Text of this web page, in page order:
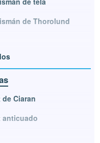
de Thorolund
de Ciaran
anticuado